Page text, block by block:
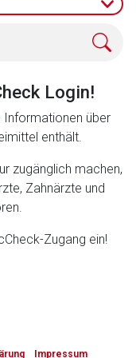
Login!
Informationen über
enthält.
zugänglich machen,
Zahnärzte und
Zugang ein!
Impressum
Zur Seite